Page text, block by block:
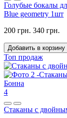
Голубые бокалы
Blue geometry 1шт
200 грн. 340 грн.
Добавить в корзину
Топ продаж
4
Стаканы с